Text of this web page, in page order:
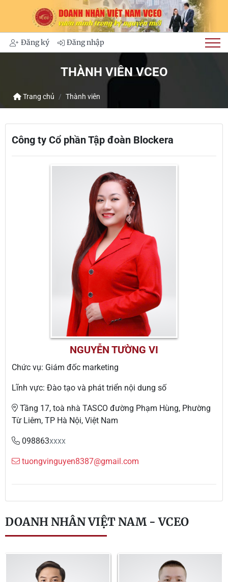
Đăng ký Đăng nhập
THÀNH VIÊN VCEO
Trang chủ Thành viên
Công ty Cổ phần Tập đoàn Blockera
NGUYỄN TƯỜNG VI
Chức vụ: Giám đốc marketing
Lĩnh vực: Đào tạo và phát triển nội dung số
Tầng 17, toà nhà TASCO đường Phạm Hùng, Phường
Từ Liêm, TP Hà Nội, Việt Nam
098863xxxx
tuongvinguyen8387@gmail.com
DOANH NHÂN VIỆT NAM - VCEO